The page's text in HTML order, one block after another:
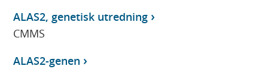
ALAS2, genetisk utredning
CMMS
ALAS2-genen